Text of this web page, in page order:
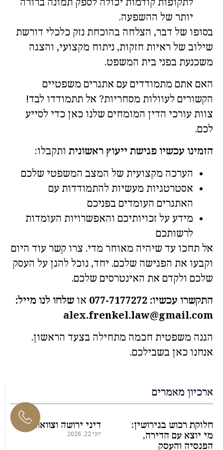
יותר של ההשפעה.
בסופו של דבר, הצלחה בהוכחת נזק כלכלי דורשת
שילוב של ראיות חזקות, ניתוח מקצועי, והצגה
משכנעת בפני בית המשפט.
האם אתם מתמודדים עם אתגרים משפטיים
הקשורים לעוולות מסחריות? אל תתמודדו לבד!
צוות עורכי הדין המומחים שלנו כאן כדי לסייע
לכם.
הזמינו עכשיו פגישת ייעוץ ראשונית ותקבלו:
הערכה מקצועית של המצב המשפטי שלכם
אסטרטגיות מעשיות להתמודדות עם
האתגרים העומדים בפניכם
מידע על זכויותיכם והאפשרויות העומדות
לרשותכם
אל תחכו עד שיהיה מאוחר מדי. צרו קשר עוד היום
וקבעו את הפגישה שלכם. יחד, נוכל להגן על העסק
שלכם ולקדם את האינטרסים שלכם.
התקשרו עכשיו: 077-7177272
או שלחו לנו מייל:
alex.frenkel.law@gmail.com
הגנה משפטית חכמה מתחילה בצעד הראשון.
אנחנו כאן בשבילכם.
ארכיון מאמרים
חלוקת רכוש בגירושין:
מי יוצא עם הדירה,
הפנסיה והעסק
דיני ירושה וצוואות
יוני 22, 2026